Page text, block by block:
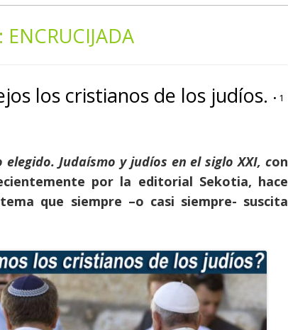
ENCRUCIJADA
los cristianos de los judíos. • 1
Judaísmo y judíos en el siglo XXI, con
por la editorial Sekotia, hace
que siempre –o casi siempre- suscita